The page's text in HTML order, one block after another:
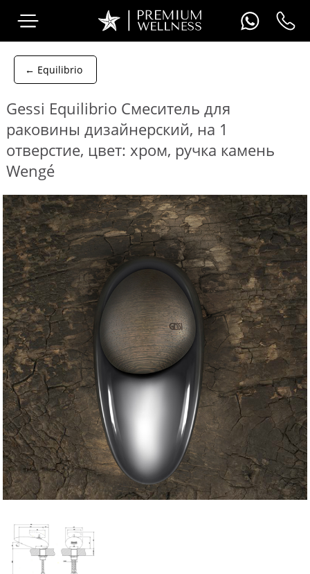
← Equilibrio
Gessi Equilibrio Смеситель для
раковины дизайнерский, на 1
отверстие, цвет: хром, ручка камень
Wengé